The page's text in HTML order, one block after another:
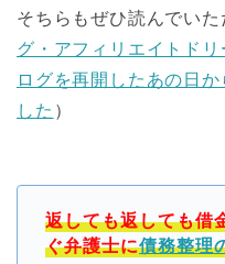
そちらもぜひ読んでい
グ・アフィリエイトド
ログを再開したあの日
した ）
返しても返しても借
ぐ弁護士に債務整理